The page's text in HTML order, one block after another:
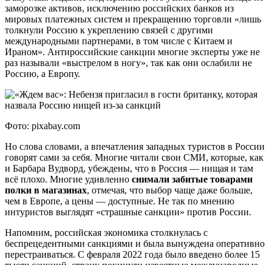
заморозке активов, исключению российских банков из
мировых платежных систем и прекращению торговли «лишь
толкнули Россию к укреплению связей с другими
международными партнерами, в том числе с Китаем и
Ираном». Антироссийские санкции многие эксперты уже не
раз называли «выстрелом в ногу», так как они ослабили не
Россию, а Европу.
Фото: pixabay.com
Но слова словами, а впечатления западных туристов в России
говорят сами за себя. Многие читали свои СМИ, которые, как
и Барбара Вудворд, убеждены, что в Россия — нищая и там
всё плохо. Многие удивленно снимали забитые товарами
полки в магазинах, отмечая, что выбор чаще даже больше,
чем в Европе, а цены — доступные. Не так по мнению
интуристов выглядят «страшные санкции» против России.
Напомним, российская экономика столкнулась с
беспрецедентными санкциями и была вынуждена оперативно
перестраиваться. С февраля 2022 года было введено более 15